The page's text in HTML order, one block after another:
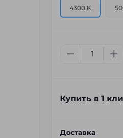
4300 K
Купить в 1
Доставка